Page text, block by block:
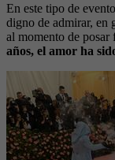
En este tipo de
digno de admirar, en
al momento de posar
años, el amor ha